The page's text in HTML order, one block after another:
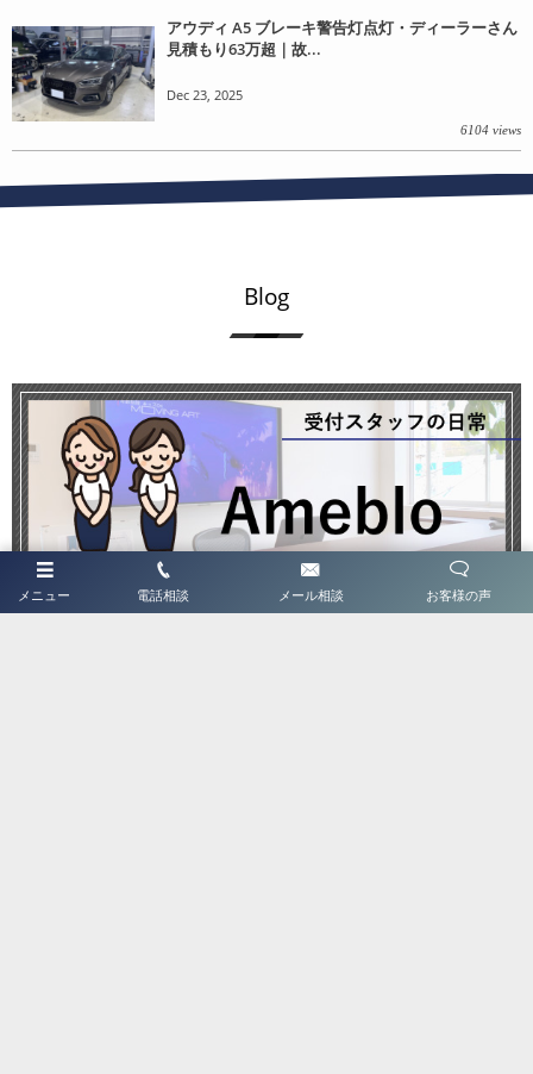
アウディ A5 ブレーキ警告灯点灯・ディーラーさん
見積もり63万超｜故...
Dec 23, 2025
6104 views
メニュー 電話相談 メール相談 お客様の声
Blog